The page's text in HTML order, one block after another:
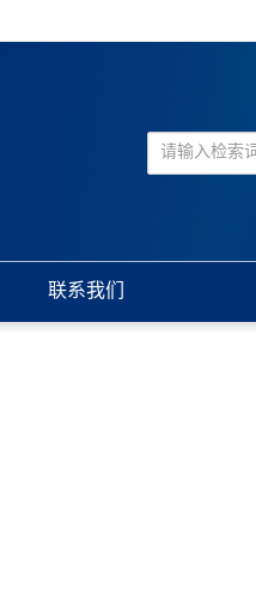
联系我们